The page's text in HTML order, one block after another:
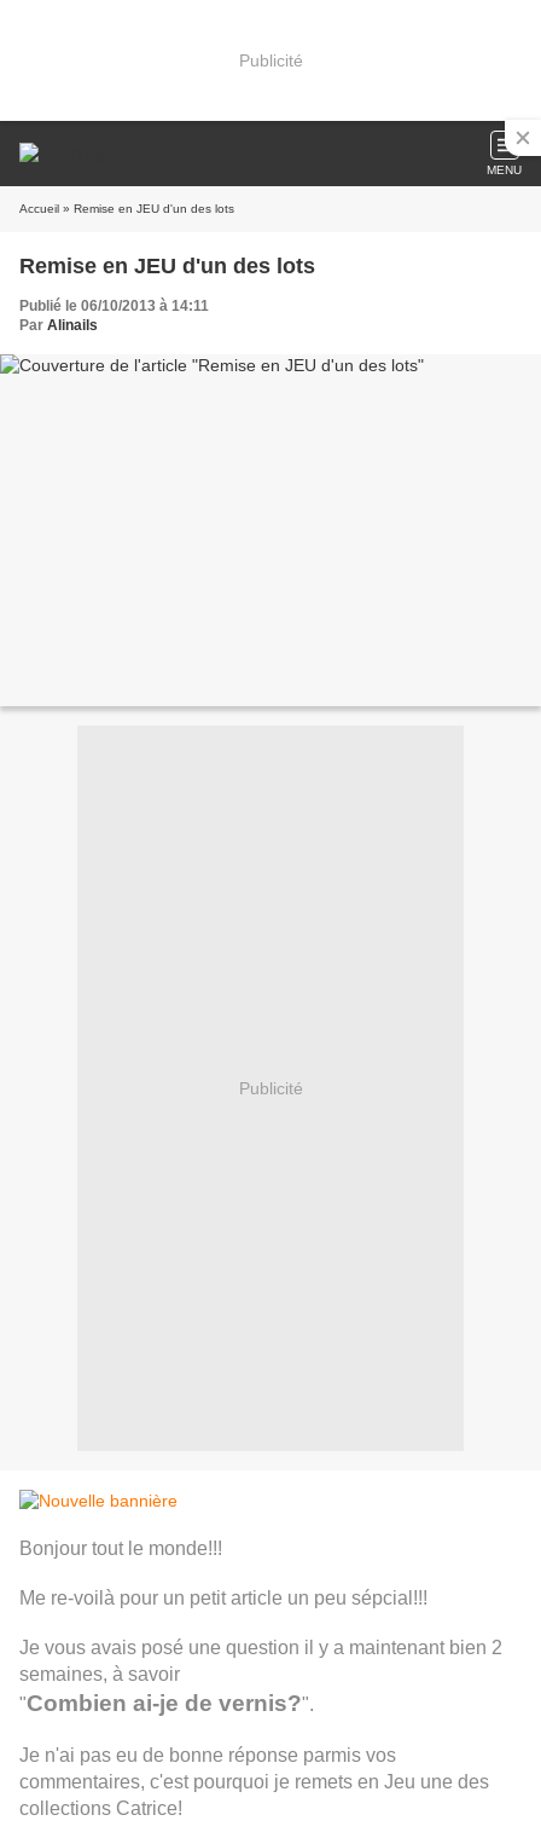
Publicité
MENU
Accueil » Remise en JEU d'un des lots
Remise en JEU d'un des lots
Publié le 06/10/2013 à 14:11
Par Alinails
Publicité
Bonjour tout le monde!!!
Me re-voilà pour un petit article un peu sépcial!!!
Je vous avais posé une question il y a maintenant bien 2
semaines, à savoir
"Combien ai-je de vernis?".
Je n'ai pas eu de bonne réponse parmis vos
commentaires, c'est pourquoi je remets en Jeu une des
collections Catrice!